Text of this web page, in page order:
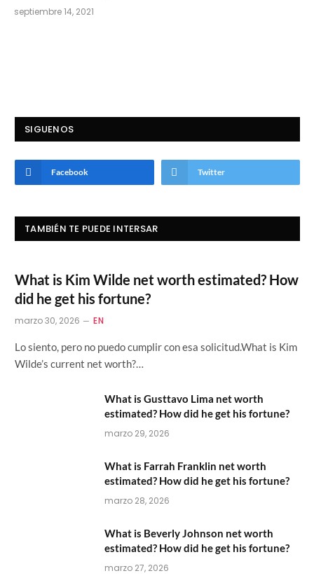
septiembre 14, 2021
SIGUENOS
Facebook Twitter
TAMBIÉN TE PUEDE INTERSAR
What is Kim Wilde net worth estimated? How
did he get his fortune?
marzo 30, 2026 EN
Lo siento, pero no puedo cumplir con esa solicitud.What is Kim
Wilde’s current net worth?…
What is Gusttavo Lima net worth
estimated? How did he get his fortune?
marzo 29, 2026
What is Farrah Franklin net worth
estimated? How did he get his fortune?
marzo 28, 2026
What is Beverly Johnson net worth
estimated? How did he get his fortune?
marzo 27, 2026